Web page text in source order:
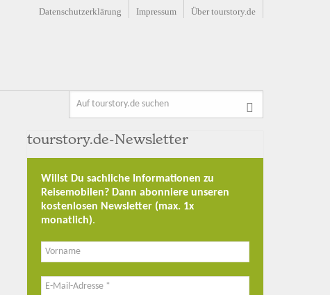
Datenschutzerklärung Impressum Über tourstory.de
tourstory.de-Newsletter
Willst Du sachliche Informationen zu
Reisemobilen? Dann abonniere unseren
kostenlosen Newsletter (max. 1x
monatlich).